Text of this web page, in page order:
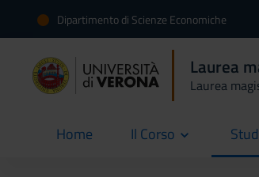
Dipartimento di Scienze Economiche
Laurea
Laurea
Home
current Il Corso